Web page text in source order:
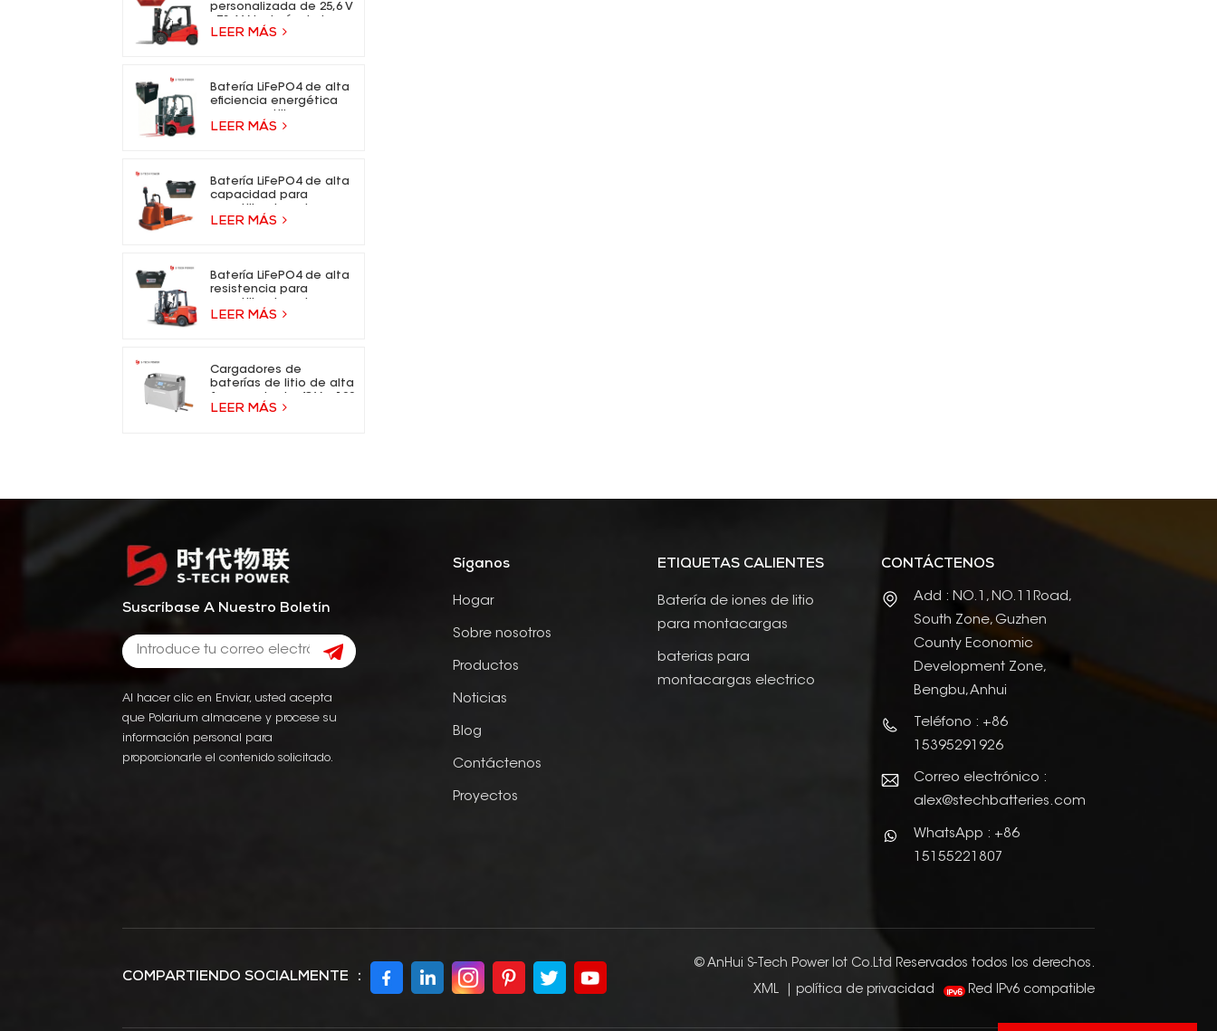
personalizada de 25,6 V
de litio para carretillas
LEER MÁS
Batería LiFePO4 de alta
eficiencia energética
elevadora eléctrica
LEER MÁS
Batería LiFePO4 de alta
capacidad para
eléctrica
LEER MÁS
Batería LiFePO4 de alta
resistencia para
eléctrica
LEER MÁS
Cargadores de
baterías de litio de alta
A para carretillas
LEER MÁS
Suscríbase A Nuestro Boletín
Al hacer clic en Enviar, usted acepta
que Polarium almacene y procese su
información personal para
proporcionarle el contenido solicitado.
Síganos
Hogar
Sobre nosotros
Productos
Noticias
Blog
Contáctenos
Proyectos
ETIQUETAS CALIENTES
Batería de iones de litio
para montacargas
baterias para
montacargas electrico
CONTÁCTENOS
Add : NO.1, NO.11Road,
South Zone, Guzhen
County Economic
Development Zone,
Bengbu, Anhui
Teléfono : +86
15395291926
Correo electrónico :
alex@stechbatteries.com
WhatsApp : +86
15155221807
COMPARTIENDO SOCIALMENTE ：
© AnHui S-Tech Power Iot Co.Ltd Reservados todos los derechos.
XML política de privacidad Red IPv6 compatible